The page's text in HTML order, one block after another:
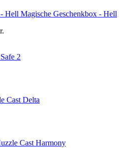
Magische Geschenkbox - Hell
2
Cast Delta
Cast Harmony